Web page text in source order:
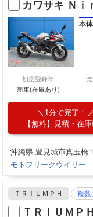
カワサキ Ｎ
本
初度登録年
新車(在庫あり)
1分で完了！
【無料】見積・在
沖縄県 豊見城市真玉橋
モトフリークウイリー
ＴＲＩＵＭＰＨ 複数
ＴＲＩＵＭＰ